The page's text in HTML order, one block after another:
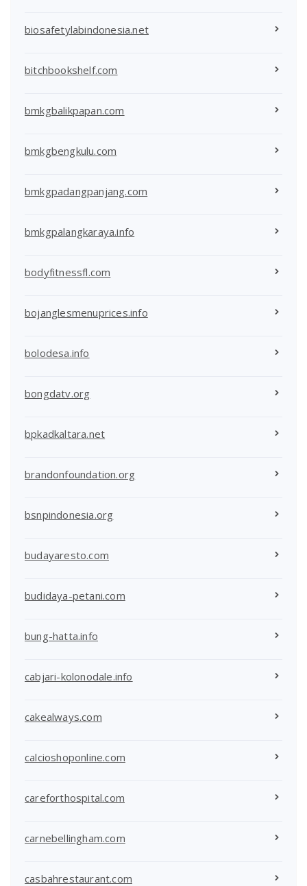
biosafetylabindonesia.net
bitchbookshelf.com
bmkgbalikpapan.com
bmkgbengkulu.com
bmkgpadangpanjang.com
bmkgpalangkaraya.info
bodyfitnessfl.com
bojanglesmenuprices.info
bolodesa.info
bongdatv.org
bpkadkaltara.net
brandonfoundation.org
bsnpindonesia.org
budayaresto.com
budidaya-petani.com
bung-hatta.info
cabjari-kolonodale.info
cakealways.com
calcioshoponline.com
careforthospital.com
carnebellingham.com
casbahrestaurant.com